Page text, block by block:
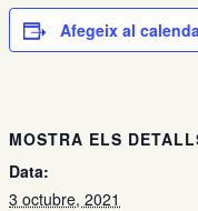
Afegeix al
MOSTRA ELS
Data:
3 octubre, 2021